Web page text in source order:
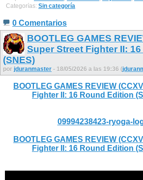
Categorías: Sin categoría
0 Comentarios
BOOTLEG GAMES
Super Street Fighter II:
(SNES)
por jduranmaster - 18/05/2026 a las 19:36 (
BOOTLEG GAMES REVIEW
Fighter II: 16 Round Edition
09994238423-ryoga-
BOOTLEG GAMES REVIEW
Fighter II: 16 Round Edition